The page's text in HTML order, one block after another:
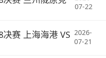
07-22
赛 上海海港 VS 2026-
07-21